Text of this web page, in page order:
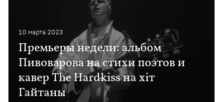
10 марта 2023
Премьеры недели: альбом
Пивоварова на стихи поэтов и
кавер The Hardkiss на хіт
Гайтаны